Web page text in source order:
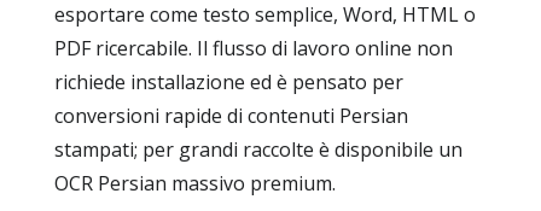
esportare come testo semplice, Word, HTML o
PDF ricercabile. Il flusso di lavoro online non
richiede installazione ed è pensato per
conversioni rapide di contenuti Persian
stampati; per grandi raccolte è disponibile un
OCR Persian massivo premium.